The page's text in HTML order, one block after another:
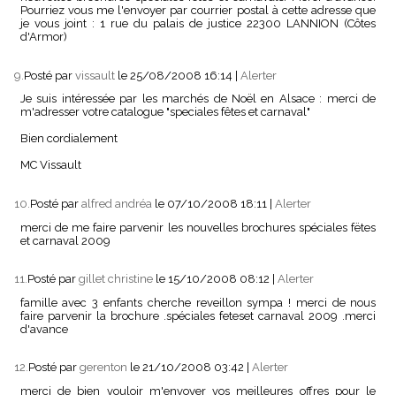
Pourriez vous me l'envoyer par courrier postal à cette adresse que
je vous joint : 1 rue du palais de justice 22300 LANNION (Côtes
d'Armor)
9. Posté par vissault le 25/08/2008 16:14 | Alerter
Je suis intéressée par les marchés de Noël en Alsace : merci de
m'adresser votre catalogue "speciales fêtes et carnaval"
Bien cordialement
MC Vissault
10. Posté par alfred andréa le 07/10/2008 18:11
Alerter
merci de me faire parvenir les nouvelles brochures spéciales fëtes
et carnaval 2009
11.Posté par gillet christine le 15/10/2008 08:12
Alerter
famille avec 3 enfants cherche reveillon sympa ! merci de nous
faire parvenir la brochure .spéciales feteset carnaval 2009 .merci
d'avance
12.Posté par gerenton le 21/10/2008 03:42
Alerter
merci de bien vouloir m'envoyer vos meilleures offres pour le